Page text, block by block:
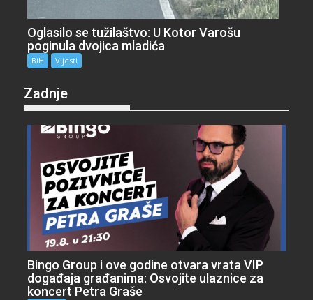
Oglasilo se tužilaštvo: U Kotor Varošu
poginula dvojica mladića
BiH Vijesti
Zadnje
Bingo Group i ove godine otvara vrata VIP
događaja građanima: Osvojite ulaznice za
koncert Petra Graše